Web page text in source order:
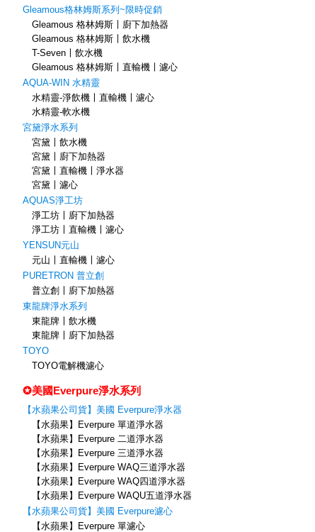
Gleamous格林姆斯系列~限時促銷
Gleamous 格林姆斯〡廚下加熱器
Gleamous 格林姆斯〡飲水機
T-Seven〡飲水機
Gleamous 格林姆斯〡直輸機〡濾心
AQUA-WIN 水精靈
水精靈-淨飲機〡直輸機〡濾心
水精靈-軟水機
宮黛淨水系列
宮黛〡飲水機
宮黛〡廚下加熱器
宮黛〡直輸機〡淨水器
宮黛〡濾心
AQUAS淨工坊
淨工坊〡廚下加熱器
淨工坊〡直輸機〡濾心
YENSUN元山
元山〡直輸機〡濾心
PURETRON 普立創
普立創〡廚下加熱器
東龍牌淨水系列
東龍牌〡飲水機
東龍牌〡廚下加熱器
TOYO
TOYO電解機濾心
✪美國Everpure淨水系列
【水蘋果公司貨】美國 Everpure淨水器
【水蘋果】Everpure 單道淨水器
【水蘋果】Everpure 二道淨水器
【水蘋果】Everpure 三道淨水器
【水蘋果】Everpure WAQ三道淨水器
【水蘋果】Everpure WAQ四道淨水器
【水蘋果】Everpure WAQU五道淨水器
【水蘋果公司貨】美國 Everpure濾心
【水蘋果】Everpure 單濾心